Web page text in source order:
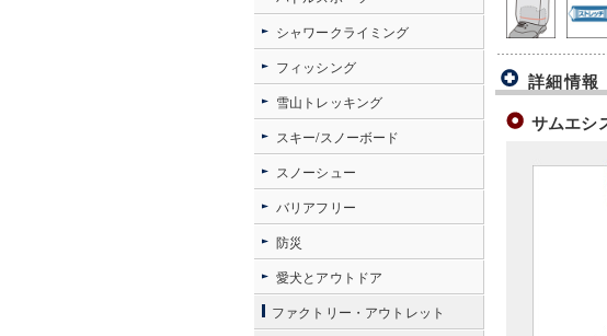
詳細情報
サムエシ
シャワークライミング
フィッシング
雪山トレッキング
スキー/スノーボード
スノーシュー
バリアフリー
防災
愛犬とアウトドア
ファクトリー・アウトレット